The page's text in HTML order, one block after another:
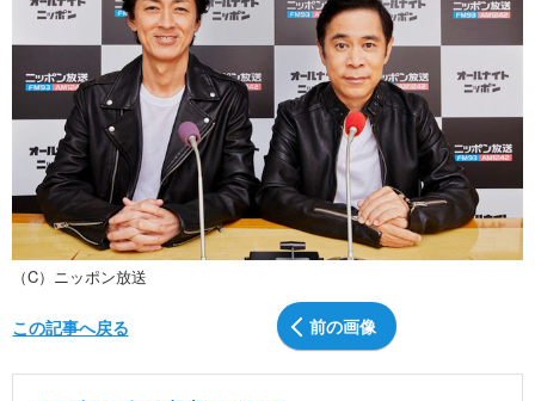
（C）ニッポン放送
前の画像
この記事へ戻る